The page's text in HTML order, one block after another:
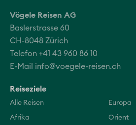
Vögele Reisen AG
Baslerstrasse 60
CH-8048 Zürich
Telefon +41 43 960 86 10
E-Mail info@voegele-reisen.ch
Reiseziele
Alle Reisen Europa
Afrika Orient